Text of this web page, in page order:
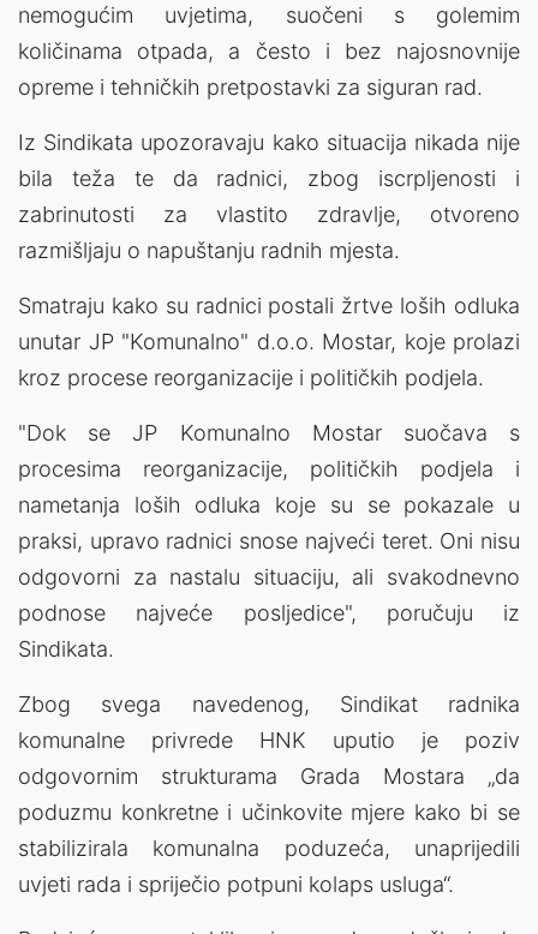
nemogućim uvjetima, suočeni s golemim
količinama otpada, a često i bez najosnovnije
opreme i tehničkih pretpostavki za siguran rad.
Iz Sindikata upozoravaju kako situacija nikada nije
bila teža te da radnici, zbog iscrpljenosti i
zabrinutosti za vlastito zdravlje, otvoreno
razmišljaju o napuštanju radnih mjesta.
Smatraju kako su radnici postali žrtve loših odluka
unutar JP "Komunalno" d.o.o. Mostar, koje prolazi
kroz procese reorganizacije i političkih podjela.
"Dok se JP Komunalno Mostar suočava s
procesima reorganizacije, političkih podjela i
nametanja loših odluka koje su se pokazale u
praksi, upravo radnici snose najveći teret. Oni nisu
odgovorni za nastalu situaciju, ali svakodnevno
podnose najveće posljedice", poručuju iz
Sindikata.
Zbog svega navedenog, Sindikat radnika
komunalne privrede HNK uputio je poziv
odgovornim strukturama Grada Mostara „da
poduzmu konkretne i učinkovite mjere kako bi se
stabilizirala komunalna poduzeća, unaprijedili
uvjeti rada i spriječio potpuni kolaps usluga“.